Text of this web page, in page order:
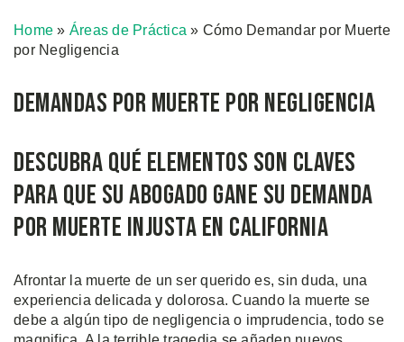
Home » Áreas de Práctica » Cómo Demandar por Muerte
por Negligencia
Demandas por Muerte por Negligencia
Descubra Qué Elementos son Claves
para que su Abogado Gane su Demanda
por Muerte Injusta en California
Afrontar la muerte de un ser querido es, sin duda, una
experiencia delicada y dolorosa. Cuando la muerte se
debe a algún tipo de negligencia o imprudencia, todo se